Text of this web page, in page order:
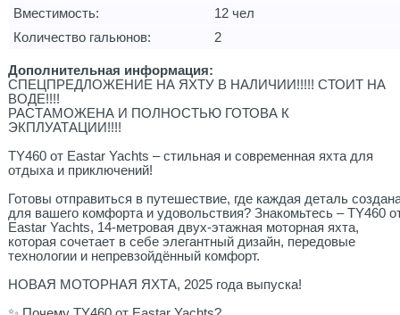
Вместимость:
12 чел
Количество гальюнов:
2
Дополнительная информация:
СПЕЦПРЕДЛОЖЕНИЕ НА ЯХТУ В НАЛИЧИИ!!!!! СТОИТ НА
ВОДЕ!!!!
РАСТАМОЖЕНА И ПОЛНОСТЬЮ ГОТОВА К
ЭКПЛУАТАЦИИ!!!!
TY460 от Eastar Yachts – стильная и современная яхта для
отдыха и приключений!
Готовы отправиться в путешествие, где каждая деталь
для вашего комфорта и удовольствия? Знакомьтесь – TY460
Eastar Yachts, 14-метровая двух-этажная моторная яхта,
которая сочетает в себе элегантный дизайн, передовые
технологии и непревзойдённый комфорт.
НОВАЯ МОТОРНАЯ ЯХТА, 2025 года выпуска!